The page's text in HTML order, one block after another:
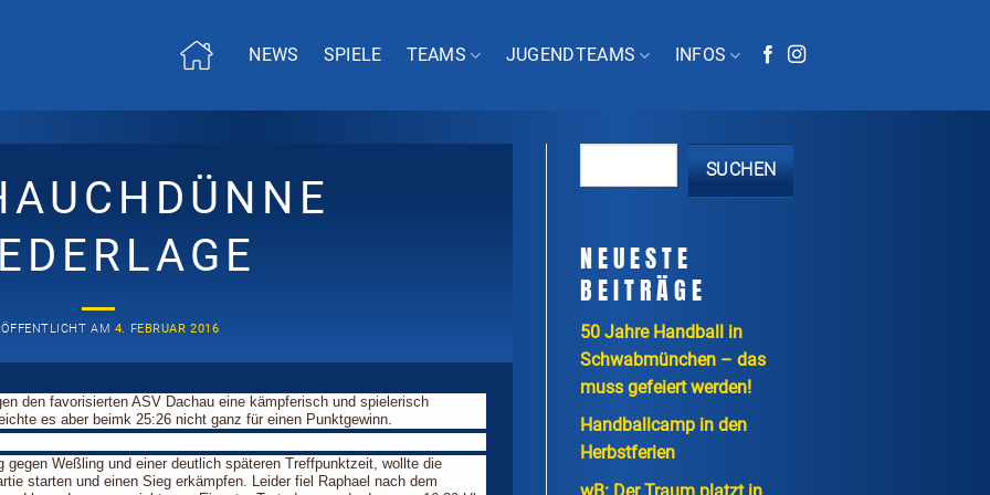
NEWS SPIELE TEAMS JUGENDTEAMS INFOS
AM 4. FEBRUAR 2016
den favorisierten ASV Dachau eine kämpferisch und spielerisch
es aber beimk 25:26 nicht ganz für einen Punktgewinn.
Weßling und einer deutlich späteren Treffpunktzeit, wollte die
starten und einen Sieg erkämpfen. Leider fiel Raphael nach dem
SUCHEN
NEUESTE
BEITRÄGE
50 Jahre Handball in
Schwabmünchen – das
muss gefeiert werden!
Handballcamp in den
Herbstferien